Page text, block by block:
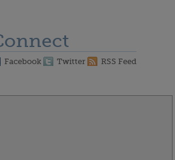
Facebook Twitter RSS Feed